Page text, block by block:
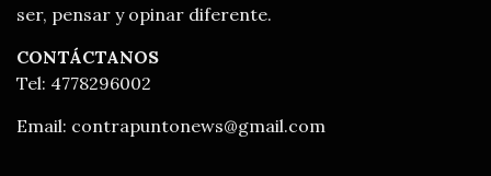
ser, pensar y opinar diferente.
CONTÁCTANOS
Tel: 4778296002
Email: contrapuntonews@gmail.com